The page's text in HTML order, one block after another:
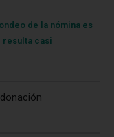
de la nómina es
resulta casi